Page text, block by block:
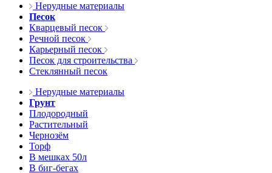
Нерудные материалы
Песок
Кварцевый песок
Речной песок
Карьерный песок
Песок для строительства
Стеклянный песок
Нерудные материалы
Грунт
Плодородный
Растительный
Чернозём
Торф
В мешках 50л
В биг-бегах